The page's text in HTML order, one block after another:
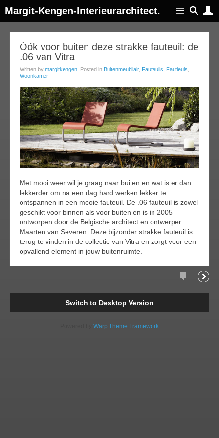
Margit-Kengen-Interieurarchitect.
Óók voor buiten deze strakke fauteuil: de
.06 van Vitra
Written by margitkengen . Posted in Buitenmeubilair, Fauteuils Fautieuls
Woonkamer
Met mooi weer wil je graag naar buiten en wat is er dan
lekkerder om na een dag hard werken lekker te
ontspannen in een mooie fauteuil. De .06 fauteuil is zowel
geschikt voor binnen als voor buiten en is in 2005
ontworpen door de Belgische architect en ontwerper
Maarten van Severen. Deze bijzonder strakke fauteuil is
terug te vinden in de collectie van Vitra en zorgt voor een
opvallend element in jouw buitenruimte.
Comments
Switch to Desktop Version
Warp Theme Framework